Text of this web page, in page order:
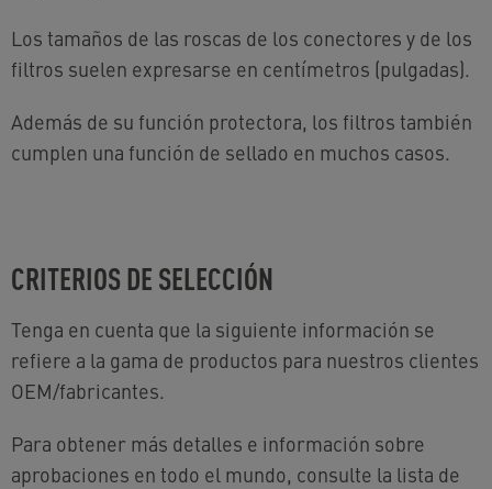
Los tamaños de las roscas de los conectores y de los
filtros suelen expresarse en centímetros (pulgadas).
Además de su función protectora, los filtros también
cumplen una función de sellado en muchos casos.
CRITERIOS DE SELECCIÓN
Tenga en cuenta que la siguiente información se
refiere a la gama de productos para nuestros clientes
OEM/fabricantes.
Para obtener más detalles e información sobre
aprobaciones en todo el mundo, consulte la lista de